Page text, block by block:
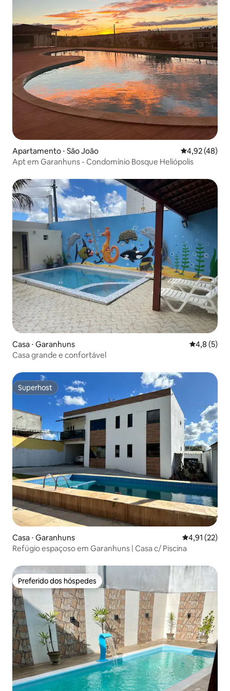
Apartamento ⋅ São João 4,92 de uma
4,92 (48)
Apt em Garanhuns - Condomínio Bosque Heliópolis
Casa ⋅ Garanhuns 4,8 de
4,8 (5)
Casa grande e confortável
Superhost
Superhost
Casa ⋅ Garanhuns 4,91 de uma
4,91 (22)
Refúgio espaçoso em Garanhuns | Casa c/ Piscina
Preferido dos hóspedes
Preferido dos hóspedes